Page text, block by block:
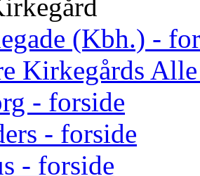
(Kbh.) -
Kirkegårds
- forside
- forside
- forside